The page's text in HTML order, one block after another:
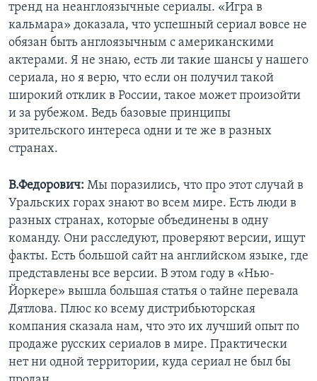
тренд на неанглоязычные сериалы. «Игра в
кальмара» доказала, что успешный сериал вовсе не
обязан быть англоязычным с американскими
актерами. Я не знаю, есть ли такие шансы у нашего
сериала, но я верю, что если он получил такой
широкий отклик в России, такое может произойти
и за рубежом. Ведь базовые принципы
зрительского интереса одни и те же в разных
странах.
В.Федорович: Мы поразились, что про этот случай в
Уральских горах знают во всем мире. Есть люди в
разных странах, которые объединены в одну
команду. Они расследуют, проверяют версии, ищут
факты. Есть большой сайт на английском языке, где
представлены все версии. В этом году в «Нью-
Йоркере» вышла большая статья о тайне перевала
Дятлова. Плюс ко всему дистрибьюторская
компания сказала нам, что это их лучший опыт по
продаже русских сериалов в мире. Практически
нет ни одной территории, куда сериал не был бы